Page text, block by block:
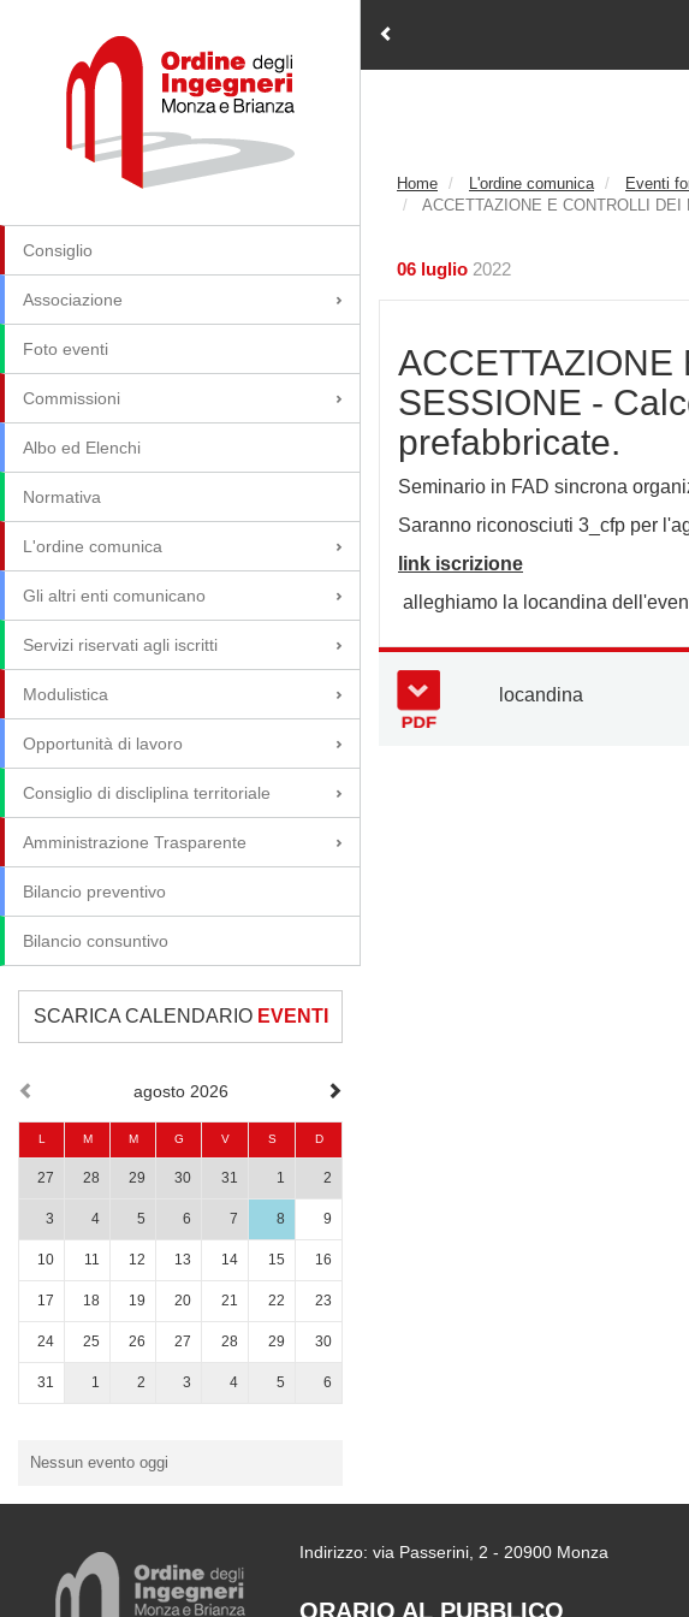
Consiglio
Associazione
Foto eventi
Commissioni
Albo ed Elenchi
Normativa
L'ordine comunica
Gli altri enti comunicano
Servizi riservati agli iscritti
Modulistica
Opportunità di lavoro
Consiglio di discliplina territoriale
Amministrazione Trasparente
Bilancio preventivo
Bilancio consuntivo
SCARICA CALENDARIO EVENTI
agosto 2026
L M M G V S D
27 28 29 30 31 1 2
3 4 5 6 7 8 9
10 11 12 13 14 15 16
17 18 19 20 21 22 23
24 25 26 27 28 29 30
31 1 2 3 4 5 6
Nessun evento oggi
Home L'ordine comunica
Eventi
ACCETTAZIONE E CONTROLLI
06 luglio 2022
ACCETTAZIONE
SESSIONE -
prefabbricate.
Seminario in FAD sincrona
Saranno riconosciuti 3_cfp per
link iscrizione
alleghiamo la locandina
locandina
Indirizzo: via Passerini, 2 - 20900 Monza
ORARIO AL PUBBLICO